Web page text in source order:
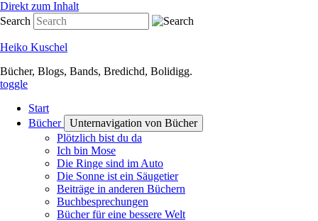
Direkt zum Inhalt
Search
Heiko Kuschel
Bücher, Blogs, Bands, Bredichd, Bolidigg.
toggle
Start
Bücher
Unternavigation von Bücher
Plötzlich bist du da
Ich bin Mose
Die Ringe sind im Auto
Die Sonne ist ein Säugetier
Beiträge in anderen Büchern
Buchbesprechungen
Bücher für eine bessere Welt